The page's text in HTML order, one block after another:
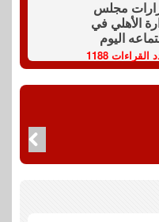
مجلس
الأهلي في
اليوم
القراءات 1188